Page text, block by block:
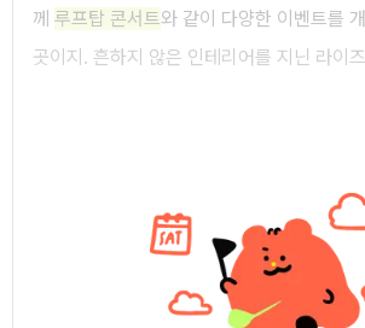
께 루프탑 콘서트와 같이 다양한 이벤트를
곳이지. 흔하지 않은 인테리어를 지닌 라이